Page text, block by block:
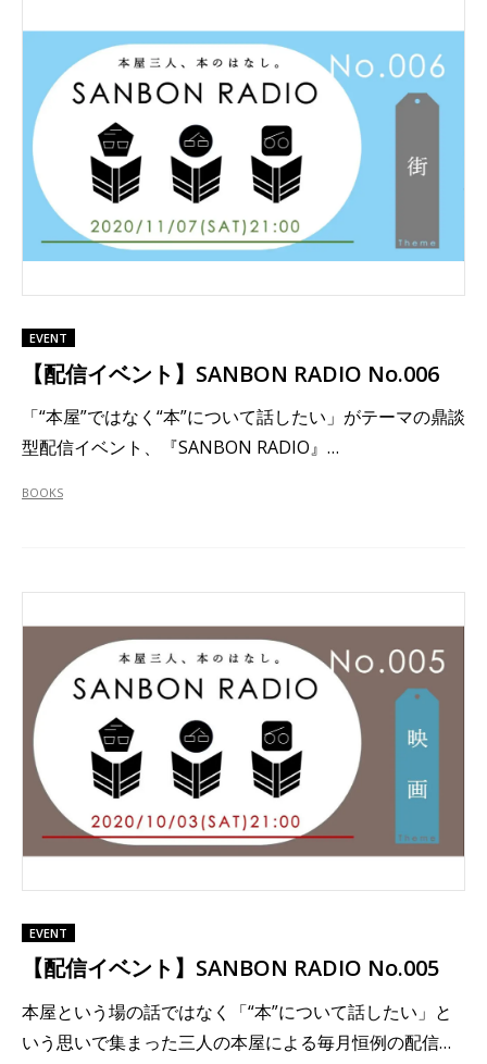
EVENT
【配信イベント】SANBON RADIO No.006
「“本屋”ではなく“本”について話したい」がテーマの鼎談
型配信イベント、『SANBON RADIO』…
BOOKS
EVENT
【配信イベント】SANBON RADIO No.005
本屋という場の話ではなく「“本”について話したい」と
いう思いで集まった三人の本屋による毎月恒例の配信…